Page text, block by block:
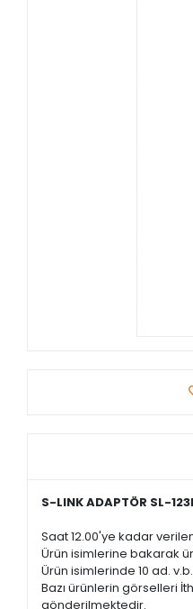
S-LINK ADAPTÖR SL-
Saat 12.00'ye kadar
Ürün isimlerine bakarak
Ürün isimlerinde 10 ad.
Bazı ürünlerin görselleri
gönderilmektedir.